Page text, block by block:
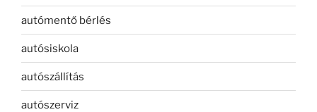
autómentő bérlés
autósiskola
autószállítás
autószerviz